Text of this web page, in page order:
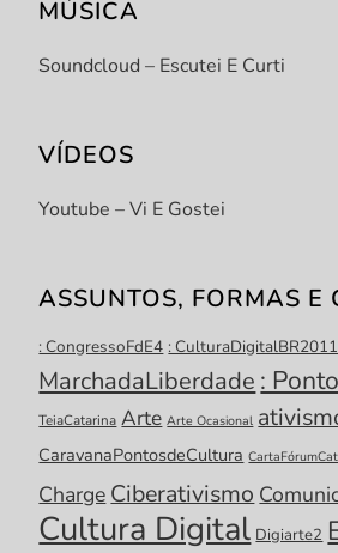
MÚSICA
Soundcloud – Escutei E Curti
VÍDEOS
Youtube – Vi E Gostei
ASSUNTOS, FORMAS E
: CongressoFdE4 : CulturaDigitalBR2011
MarchadaLiberdade :
TeiaCatarina Arte Arte Ocasional
CaravanaPontosdeCultura
Charge Ciberativismo
Cultura Digital Digiarte2